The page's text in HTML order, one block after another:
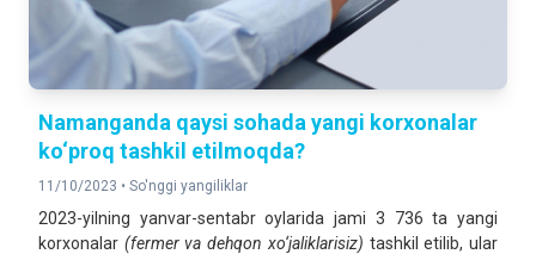
Namanganda qaysi sohada yangi korxonalar
ko‘proq tashkil etilmoqda?
11/10/2023 • So'nggi yangiliklar
2023-yilning yanvar-sentabr oylarida jami 3 736 ta yangi
korxonalar (fermer va dehqon xo‘jaliklarisiz) tashkil etilib, ular